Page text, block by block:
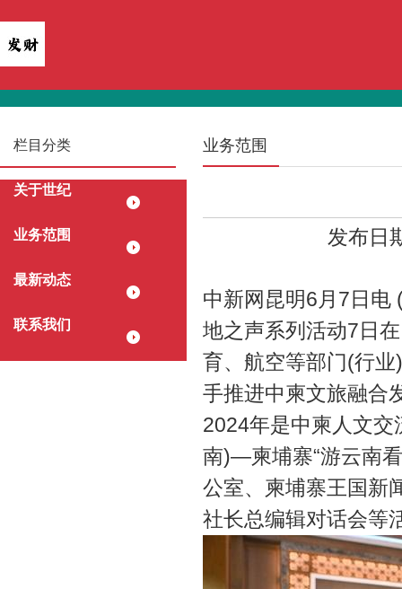
栏目分类
关于世纪
业务范围
最新动态
联系我们
业务范围
发布日
中新网昆明6月7日电
地之声系列活动7日
育、航空等部门(行
手推进中柬文旅融合
2024年是中柬人文
南)—柬埔寨“游云南
公室、柬埔寨王国新
社长总编辑对话会等